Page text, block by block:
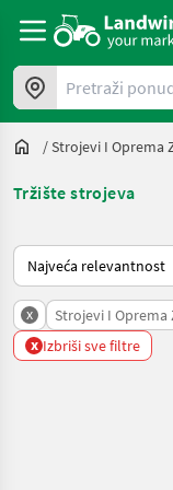
Pretraži ponude
/Strojevi I Oprema
Tržište strojeva
Tako se sortira na
x Strojevi I Oprema
x Izbriši sve filtre